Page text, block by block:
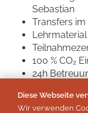
Sebastian
Transfers
Lehrmaterial
100 % CO₂
24h
Nicht
Diese Webseite
Wir verwenden